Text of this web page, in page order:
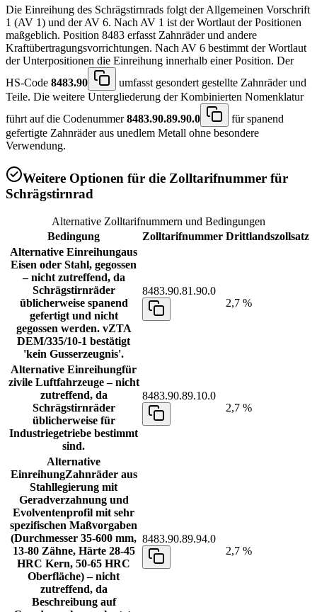
Die Einreihung des Schrägstirnrads folgt der Allgemeinen Vorschrift
1 (AV 1) und der AV 6. Nach AV 1 ist der Wortlaut der Positionen
maßgeblich. Position 8483 erfasst Zahnräder und andere
Kraftübertragungsvorrichtungen. Nach AV 6 bestimmt der Wortlaut
der Unterpositionen die Einreihung innerhalb einer Position. Der
HS-Code 8483.90
umfasst gesondert gestellte Zahnräder und
Teile. Die weitere Untergliederung der Kombinierten Nomenklatur
führt auf die Codenummer8483.90.89.90.0
für spanend
gefertigte Zahnräder aus unedlem Metall ohne besondere
Verwendung.
Weitere Optionen für die Zolltarifnummer für
Schrägstirnrad
Alternative Zolltarifnummern und Bedingungen
Bedingung
Zolltarifnummer Drittlandszollsatz
Alternative Einreihungaus
Eisen oder Stahl, gegossen
– nicht zutreffend, da
Schrägstirnräder
üblicherweise spanend
gefertigt und nicht
gegossen werden. vZTA
DEM/335/10-1 bestätigt
'kein Gusserzeugnis'.
8483.90.81.90.0
2,7 %
Alternative Einreihungfür
zivile Luftfahrzeuge – nicht
zutreffend, da
Schrägstirnräder
üblicherweise für
Industriegetriebe bestimmt
sind.
8483.90.89.10.0
2,7 %
Alternative
EinreihungZahnräder aus
Stahllegierung mit
Geradverzahnung und
Evolventenprofil mit sehr
spezifischen Maßvorgaben
(Durchmesser 35-600 mm,
13-80 Zähne, Härte 28-45
HRC Kern, 50-65 HRC
Oberfläche) – nicht
zutreffend, da
Beschreibung auf
8483.90.89.94.0
2,7 %